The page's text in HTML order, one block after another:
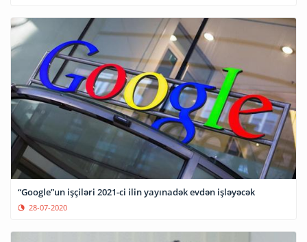
“Google”un işçiləri 2021-ci ilin yayınadək evdən işləyəcək
28-07-2020